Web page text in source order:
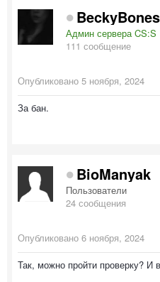
BeckyBones
Админ сервера CS:S
111 сообщение
Опубликовано 5 ноября, 2024
За бан.
BioManyak
Пользователи
24 сообщения
Опубликовано 6 ноября, 2024
Так, можно пройти проверку? И